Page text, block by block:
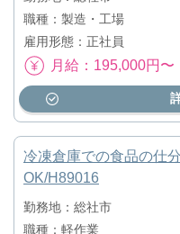
職種：製造・工場
雇用形態：正社員
月給：195,000円〜
冷凍倉庫での食品の仕
OK/H89016
勤務地：総社市
職種：軽作業